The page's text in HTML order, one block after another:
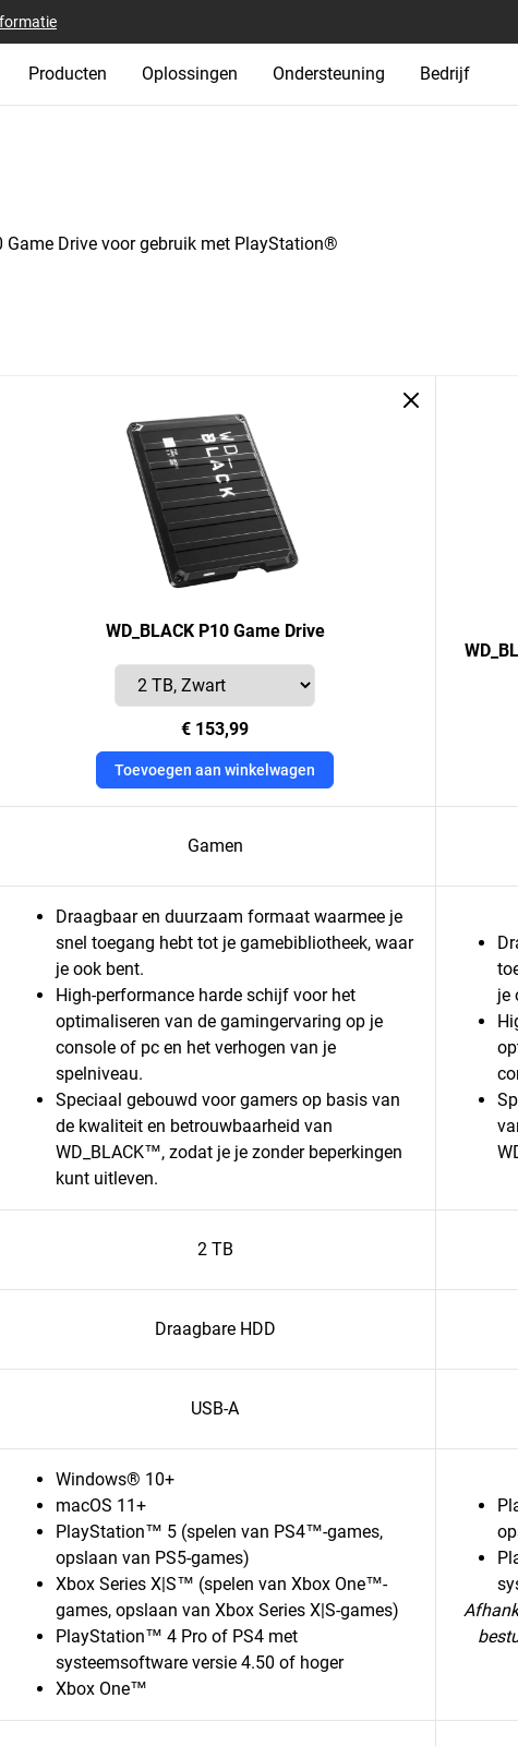
Producten Oplossingen Ondersteuning Bedrijf
Game Drive voor gebruik met PlayStation®
WD_BLACK P10 Game Drive
€ 153,99
Toevoegen aan winkelwagen
Gamen
Draagbaar en duurzaam formaat waarmee je
snel toegang hebt tot je gamebibliotheek, waar
je ook bent.
High-performance harde schijf voor het
optimaliseren van de gamingervaring op je
console of pc en het verhogen van je
spelniveau.
Speciaal gebouwd voor gamers op basis van
de kwaliteit en betrouwbaarheid van
WD_BLACK™, zodat je je zonder beperkingen
kunt uitleven.
je
2 TB
Draagbare HDD
USB-A
Windows® 10+
macOS 11+
PlayStation™ 5 (spelen van PS4™-games,
opslaan van PS5-games)
Xbox Series X|S™ (spelen van Xbox One™-
games, opslaan van Xbox Series X|S-games)
PlayStation™ 4 Pro of PS4 met
systeemsoftware versie 4.50 of hoger
Xbox One™